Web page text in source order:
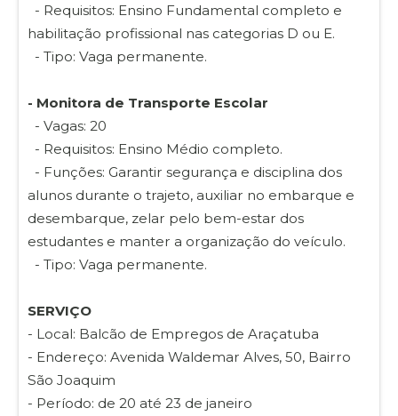
- Requisitos: Ensino Fundamental completo e
habilitação profissional nas categorias D ou E.
- Tipo: Vaga permanente.
- Monitora de Transporte Escolar
- Vagas: 20
- Requisitos: Ensino Médio completo.
- Funções: Garantir segurança e disciplina dos
alunos durante o trajeto, auxiliar no embarque e
desembarque, zelar pelo bem-estar dos
estudantes e manter a organização do veículo.
- Tipo: Vaga permanente.
SERVIÇO
- Local: Balcão de Empregos de Araçatuba
- Endereço: Avenida Waldemar Alves, 50, Bairro
São Joaquim
- Período: de 20 até 23 de janeiro